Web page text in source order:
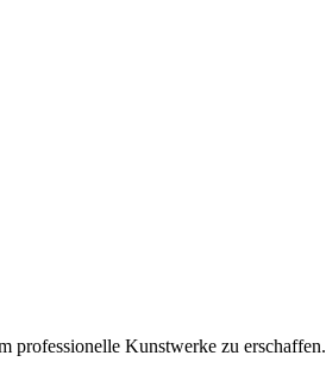
professionelle Kunstwerke zu erschaffen.